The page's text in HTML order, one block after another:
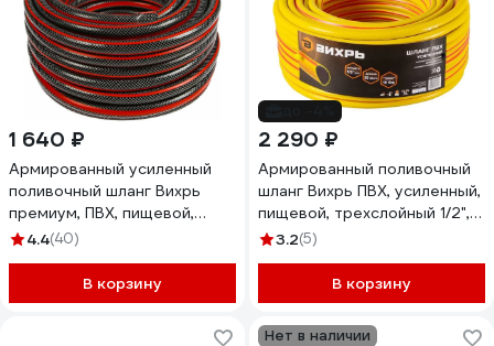
1 640 ₽
Армированный усиленный
поливочный шланг Вихрь
премиум, ПВХ, пищевой,
трехслойный, 1/2", 25 м
4.4(40)
В корзину
2 290 ₽
Армированный поливочный
шланг Вихрь ПВХ, усиленный,
пищевой, трехслойный 1/2",
50 м, жёлтый 73/7/2/33
3.2(5)
В корзину
Нет в наличии